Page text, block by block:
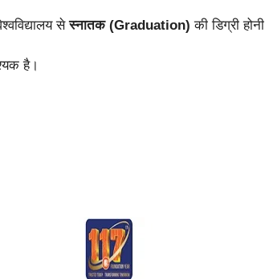
सेस्नातक (Graduation) की डिग्री होनी
है।